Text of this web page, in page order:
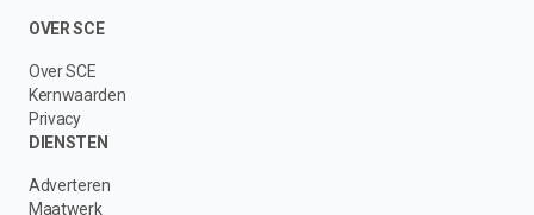
OVER SCE
Over SCE
Kernwaarden
Privacy
DIENSTEN
Adverteren
Maatwerk